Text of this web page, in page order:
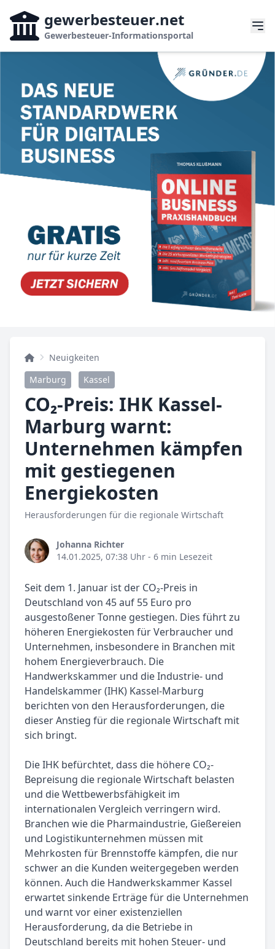
gewerbesteuer.net
Gewerbesteuer-Informationsportal
Neuigkeiten
Marburg
Kassel
CO₂-Preis: IHK Kassel-
Marburg warnt:
Unternehmen kämpfen
mit gestiegenen
Energiekosten
Herausforderungen für die regionale Wirtschaft
Johanna Richter
14.01.2025, 07:38 Uhr - 6 min Lesezeit
Seit dem 1. Januar ist der CO₂-Preis in
Deutschland von 45 auf 55 Euro pro
ausgestoßener Tonne gestiegen. Dies führt zu
höheren Energiekosten für Verbraucher und
Unternehmen, insbesondere in Branchen mit
hohem Energieverbrauch. Die
Handwerkskammer und die Industrie- und
Handelskammer (IHK) Kassel-Marburg
berichten von den Herausforderungen, die
dieser Anstieg für die regionale Wirtschaft mit
sich bringt.
Die IHK befürchtet, dass die höhere CO₂-
Bepreisung die regionale Wirtschaft belasten
und die Wettbewerbsfähigkeit im
internationalen Vergleich verringern wird.
Branchen wie die Pharmaindustrie, Gießereien
und Logistikunternehmen müssen mit
Mehrkosten für Brennstoffe kämpfen, die nur
schwer an die Kunden weitergegeben werden
können. Auch die Handwerkskammer Kassel
erwartet sinkende Erträge für die Unternehmen
und warnt vor einer existenziellen
Herausforderung, da die Betriebe in
Deutschland bereits mit hohen Steuer- und